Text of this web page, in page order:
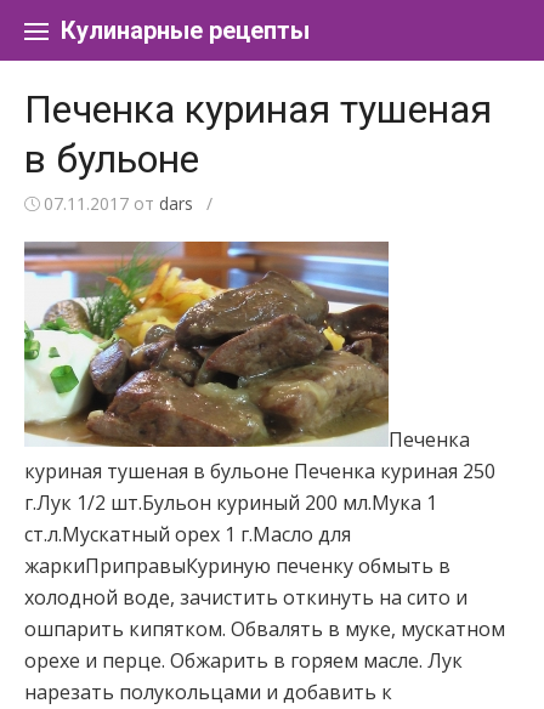
Кулинарные рецепты
Печенка куриная тушеная
в бульоне
07.11.2017 от dars /
Печенка
куриная тушеная в бульоне Печенка куриная 250
г.Лук 1/2 шт.Бульон куриный 200 мл.Мука 1
ст.л.Мускатный орех 1 г.Масло для
жаркиПриправыКуриную печенку обмыть в
холодной воде, зачистить откинуть на сито и
ошпарить кипятком. Обвалять в муке, мускатном
орехе и перце. Обжарить в горяем масле. Лук
нарезать полукольцами и добавить к